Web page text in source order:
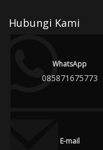
Hubungi Kami
WhatsApp
085871675773
E-mail